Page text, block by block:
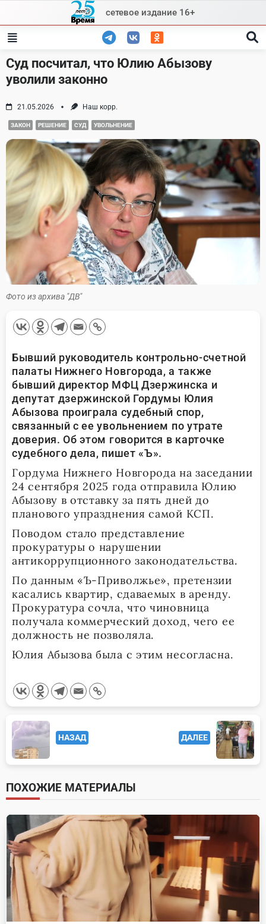
content
сетевое издание 16+
Суд посчитал, что Юлию Абызову
уволили законно
21.05.2026 Наш корр.
ЗАКОН РЕШЕНИЕ СУД УВОЛЬНЕНИЕ
Фото из архива "ДВ"
Бывший руководитель контрольно-счетной
палаты Нижнего Новгорода, а также
бывший директор МФЦ Дзержинска и
депутат дзержинской Гордумы Юлия
Абызова проиграла судебный спор,
связанный с ее увольнением по утрате
доверия. Об этом говорится в карточке
судебного дела, пишет «Ъ».
Гордума Нижнего Новгорода на заседании
24 сентября 2025 года отправила Юлию
Абызову в отставку за пять дней до
планового упразднения самой КСП.
Поводом стало представление
прокуратуры о нарушении
антикоррупционного законодательства.
По данным «Ъ-Приволжье», претензии
касались квартир, сдаваемых в аренду.
Прокуратура сочла, что чиновница
получала коммерческий доход, чего ее
должность не позволяла.
Юлия Абызова была с этим несогласна.
<span
class="nav-
subtitle
screen-
reader-
text">Page</span>
НАЗАД ДАЛЕЕ
ПОХОЖИЕ МАТЕРИАЛЫ